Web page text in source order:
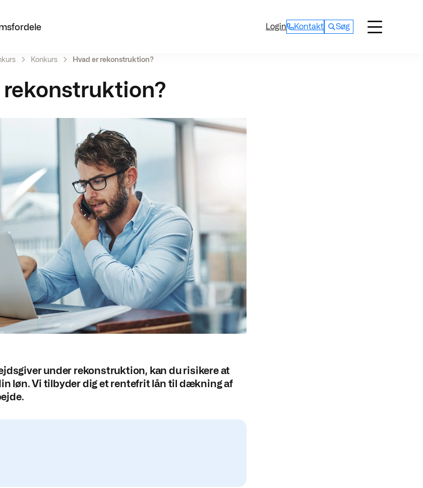
Login Kontakt Søg
Konkurs Hvad er rekonstruktion?
rekonstruktion?
under rekonstruktion, kan du risikere at
løn. Vi tilbyder dig et rentefrit lån til dækning af